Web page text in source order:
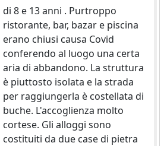
di 8 e 13 anni . Purtroppo
ristorante, bar, bazar e piscina
erano chiusi causa Covid
conferendo al luogo una certa
aria di abbandono. La struttura
è piuttosto isolata e la strada
per raggiungerla è costellata di
buche. L'accoglienza molto
cortese. Gli alloggi sono
costituiti da due case di pietra